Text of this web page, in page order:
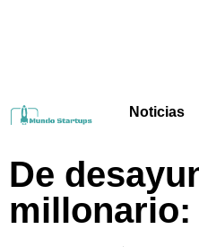
Noticias
De
millonario: